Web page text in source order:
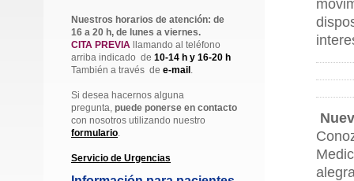
Nuestros horarios de atención: de
16 a 20 h, de lunes a viernes.
CITA PREVIA llamando al teléfono
arriba indicado de 10-14 h y 16-20 h
También a través de e-mail .
Si desea hacernos alguna
pregunta, puede ponerse en contacto
con nosotros utilizando nuestro
formulario.
Servicio de Urgencias